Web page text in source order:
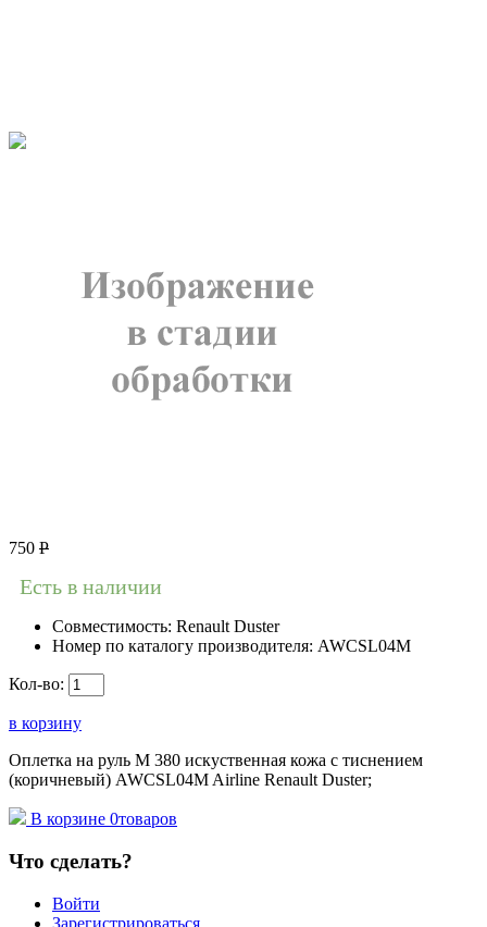
750 Р
Есть в наличии
Совместимость: Renault Duster
Номер по каталогу производителя: AWCSL04M
Кол-во:
в корзину
Оплетка на руль M 380 искуственная кожа c тиснением
(коричневый) AWCSL04M Airline Renault Duster;
В корзине 0товаров
Что сделать?
Войти
Зарегистрироваться